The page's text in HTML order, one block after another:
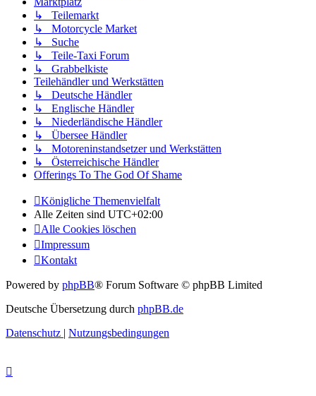
↳ Teilemarkt
↳ Motorcycle Market
↳ Suche
↳ Teile-Taxi Forum
↳ Grabbelkiste
Teilehändler und Werkstätten
↳ Deutsche Händler
↳ Englische Händler
↳ Niederländische Händler
↳ Übersee Händler
↳ Motoreninstandsetzer und Werkstätten
↳ Österreichische Händler
Offerings To The God Of Shame
Königliche Themenvielfalt
Alle Zeiten sind UTC+02:00
Alle Cookies löschen
Impressum
Kontakt
Powered by phpBB® Forum Software © phpBB Limited
Deutsche Übersetzung durch phpBB.de
Datenschutz | Nutzungsbedingungen